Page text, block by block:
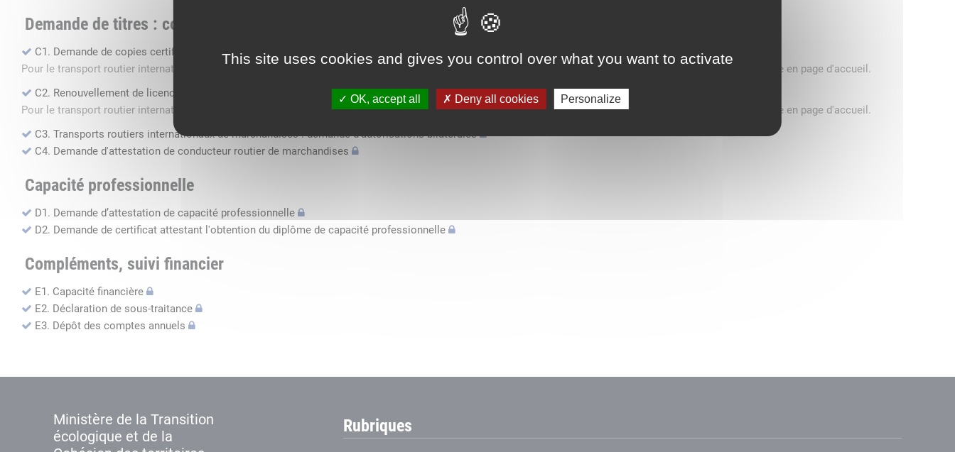
This site uses cookies and gives you control over what you want to activate
OK, accept all Deny all cookies Personalize
Demande de titres : copie, renouvellement, bilatérale, attestation conducteurs...
C1. Demande de copies certifiées conformes
Pour le transport routier international de marchandises dans l'espace économique européen avec des véhicules n'excédant pas 3,5 tonnes, consultez le message en page d'accueil.
C2. Renouvellement de licence transport routier
Pour le transport routier international de marchandises dans l'espace économique européen avec des véhicules n'excédant pas 3,5 tonnes, consultez le message en page d'accueil.
C3. Transports routiers internationaux de marchandises : demande d’autorisations bilatérales
C4. Demande d'attestation de conducteur routier de marchandises
Capacité professionnelle
D1. Demande d’attestation de capacité professionnelle
D2. Demande de certificat attestant l'obtention du diplôme de capacité professionnelle
Compléments, suivi financier
E1. Capacité financière
E2. Déclaration de sous-traitance
E3. Dépôt des comptes annuels
Ministère de la Transition
écologique et de la
Rubriques